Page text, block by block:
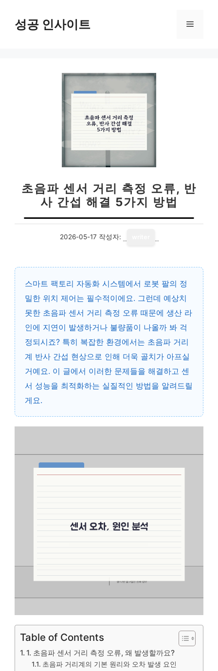
성공 인사이트 메
초음파 센서 거리 측정 오류, 반
사 간섭 해결 5가지 방법
2026-05-17 작성자:
스마트 팩토리 자동화 시스템에서 로봇 팔의 정
밀한 위치 제어는 필수적이에요. 그런데 예상치
못한 초음파 센서 거리 측정 오류 때문에 생산 라
인에 지연이 발생하거나 불량품이 나올까 봐 걱
정되시죠? 특히 복잡한 환경에서는 초음파 거리
계 반사 간섭 현상으로 인해 더욱 골치가 아프실
거예요. 이 글에서 이러한 문제들을 해결하고 센
서 성능을 최적화하는 실질적인 방법을 알려드릴
게요.
Table of Contents
1. 초음파 센서 거리 측정 오류, 왜 발생할까요?
초음파 거리계의 기본 원리와 오차 발생 요인